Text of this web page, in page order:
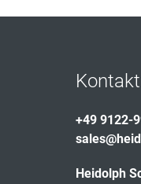
Kontakt
+49 9122-
Heidolph